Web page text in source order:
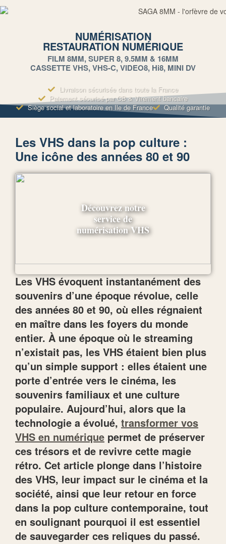
NUMÉRISATION
RESTAURATION NUMÉRIQUE
FILM 8MM, SUPER 8, 9.5MM & 16MM
CASSETTE VHS, VHS-C, VIDEO8, Hi8, MINI DV
Livraison sécurisée dans toute la France
Paiement sécurisé par CB & Virement bancaire
Siège social et laboratoire en Ile de France
Qualité garantie
Les VHS dans la pop culture :
Une icône des années 80 et 90
Les VHS évoquent instantanément des
souvenirs d’une époque révolue, celle
des années 80 et 90, où elles régnaient
en maître dans les foyers du monde
entier. À une époque où le streaming
n’existait pas, les VHS étaient bien plus
qu’un simple support : elles étaient une
porte d’entrée vers le cinéma, les
souvenirs familiaux et une culture
populaire. Aujourd’hui, alors que la
technologie a évolué, transformer vos
VHS en numérique permet de préserver
ces trésors et de revivre cette magie
rétro. Cet article plonge dans l’histoire
des VHS, leur impact sur le cinéma et la
société, ainsi que leur retour en force
dans la pop culture contemporaine, tout
en soulignant pourquoi il est essentiel
de sauvegarder ces reliques du passé.